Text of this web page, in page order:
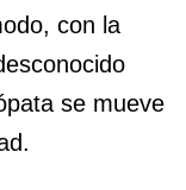
con la
se mueve